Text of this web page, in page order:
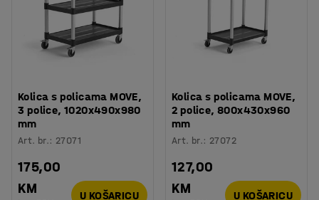
Kolica s policama MOVE,
3 police, 1020x490x980
mm
Art. br.: 27071
175,00
KM
U KOŠARICU
Kolica s policama MOVE,
2 police, 800x430x960
mm
Art. br.: 27072
127,00
KM
U KOŠARICU